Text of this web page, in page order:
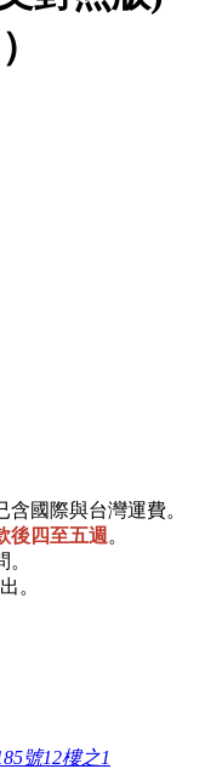
國際與台灣運費。
後四至五週 。
。
號12樓之1